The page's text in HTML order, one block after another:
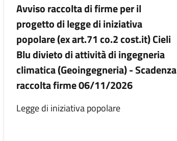
Avviso raccolta di firme per il
progetto di legge di iniziativa
popolare (ex art.71 co.2 cost.it) Cieli
Blu divieto di attività di ingegneria
climatica (Geoingegneria) - Scadenza
raccolta firme 06/11/2026
Legge di iniziativa popolare